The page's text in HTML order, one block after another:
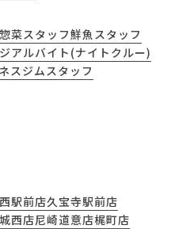
惣菜スタッフ鮮魚スタッフ
アルバイト(ナイトクルー)
スジムスタッフ
駅前店久宝寺駅前店
西店尼崎道意店梶町店